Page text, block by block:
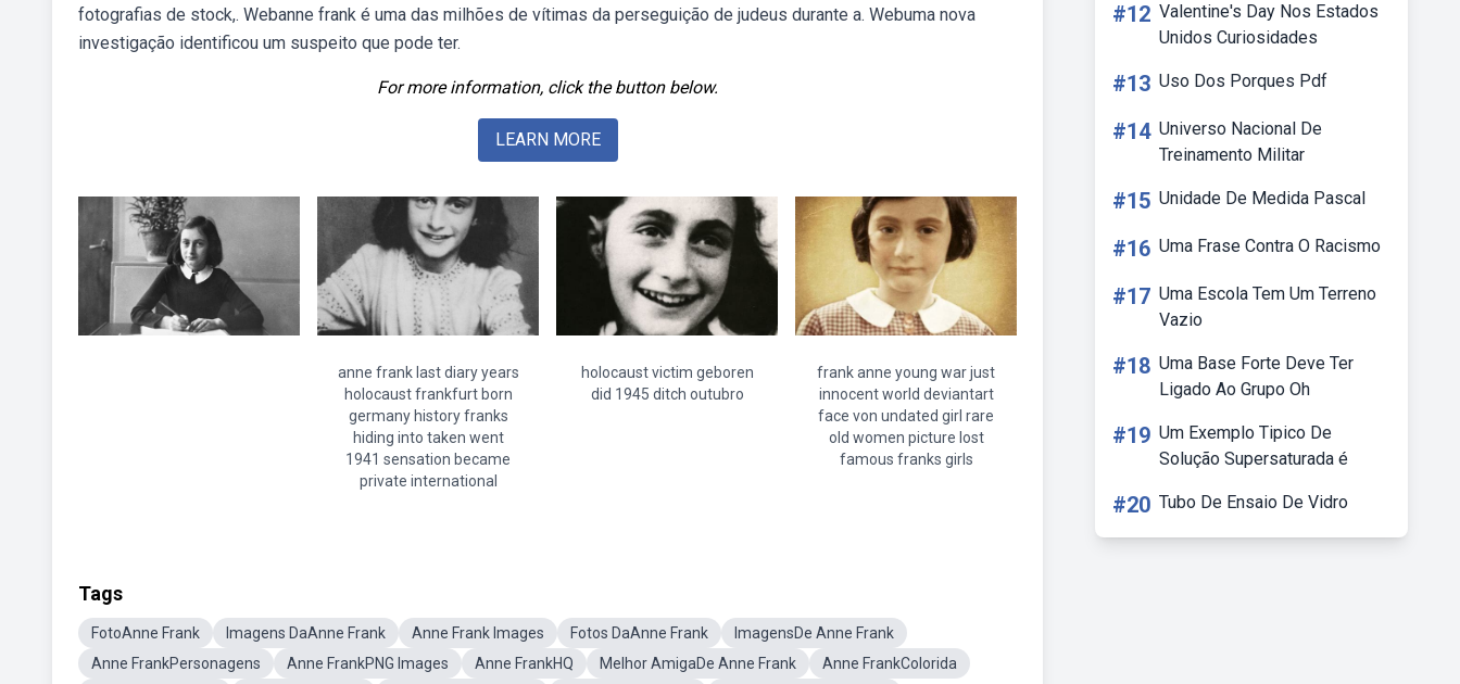
fotografias de stock,. Webanne frank é uma das milhões de vítimas da perseguição de judeus durante a. Webuma nova
investigação identificou um suspeito que pode ter.
For more information, click the button below.
LEARN MORE
anne frank last diary years
holocaust frankfurt born
germany history franks
hiding into taken went
1941 sensation became
private international
holocaust victim geboren
did 1945 ditch outubro
frank anne young war just
innocent world deviantart
face von undated girl rare
old women picture lost
famous franks girls
Tags
FotoAnne Frank Imagens DaAnne Frank Anne Frank Images Fotos DaAnne Frank
ImagensDe Anne Frank
Anne FrankPersonagens
Anne FrankPNG Images Anne FrankHQ Melhor AmigaDe Anne Frank
Anne FrankColorida
#12 Valentine's Day Nos Estados
Unidos Curiosidades
#13 Uso Dos Porques Pdf
#14 Universo Nacional De
Treinamento Militar
#15 Unidade De Medida Pascal
#16 Uma Frase Contra O Racismo
#17 Uma Escola Tem Um Terreno
Vazio
#18 Uma Base Forte Deve Ter
Ligado Ao Grupo Oh
#19 Um Exemplo Tipico De
Solução Supersaturada é
#20 Tubo De Ensaio De Vidro